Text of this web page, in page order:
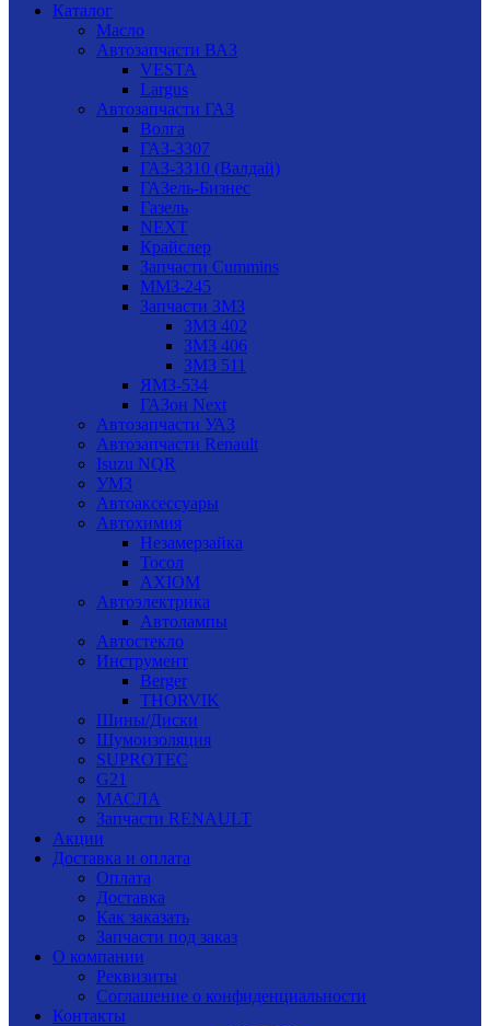
Каталог
Масло
Автозапчасти ВАЗ
VESTA
Largus
Автозапчасти ГАЗ
Волга
ГАЗ-3307
ГАЗ-3310 (Валдай)
ГАЗель-Бизнес
Газель
NEXT
Крайслер
Запчасти Cummins
ММЗ-245
Запчасти ЗМЗ
ЗМЗ 402
ЗМЗ 406
ЗМЗ 511
ЯМЗ-534
ГАЗон Next
Автозапчасти УАЗ
Автозапчасти Renault
Isuzu NQR
УМЗ
Автоаксессуары
Автохимия
Незамерзайка
Тосол
AXIOM
Автоэлектрика
Автолампы
Автостекло
Инструмент
Berger
THORVIK
Шины/Диски
Шумоизоляция
SUPROTEC
G21
МАСЛА
Запчасти RENAULT
Акции
Доставка и оплата
Оплата
Доставка
Как заказать
Запчасти под заказ
О компании
Реквизиты
Соглашение о конфиденциальности
Контакты